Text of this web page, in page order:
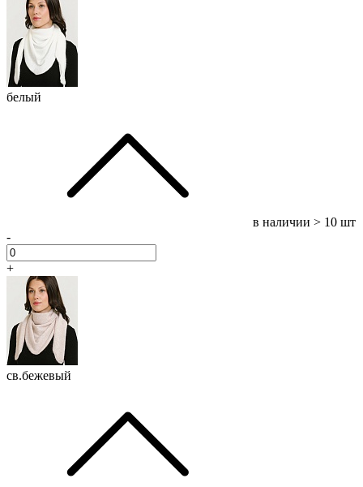
белый
в наличии > 10 шт
-
+
св.бежевый